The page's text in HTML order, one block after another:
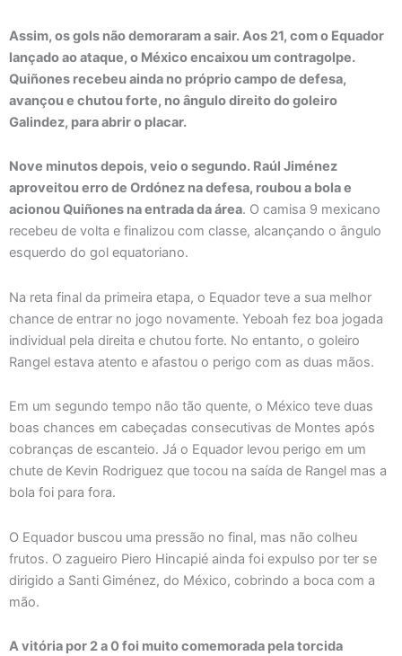
Assim, os gols não demoraram a sair. Aos 21, com o Equador
lançado ao ataque, o México encaixou um contragolpe.
Quiñones recebeu ainda no próprio campo de defesa,
avançou e chutou forte, no ângulo direito do goleiro
Galindez, para abrir o placar.
Nove minutos depois, veio o segundo. Raúl Jiménez
aproveitou erro de Ordónez na defesa, roubou a bola e
acionou Quiñones na entrada da área. O camisa 9 mexicano
recebeu de volta e finalizou com classe, alcançando o ângulo
esquerdo do gol equatoriano.
Na reta final da primeira etapa, o Equador teve a sua melhor
chance de entrar no jogo novamente. Yeboah fez boa jogada
individual pela direita e chutou forte. No entanto, o goleiro
Rangel estava atento e afastou o perigo com as duas mãos.
Em um segundo tempo não tão quente, o México teve duas
boas chances em cabeçadas consecutivas de Montes após
cobranças de escanteio. Já o Equador levou perigo em um
chute de Kevin Rodriguez que tocou na saída de Rangel mas a
bola foi para fora.
O Equador buscou uma pressão no final, mas não colheu
frutos. O zagueiro Piero Hincapié ainda foi expulso por ter se
dirigido a Santi Giménez, do México, cobrindo a boca com a
mão.
A vitória por 2 a 0 foi muito comemorada pela torcida